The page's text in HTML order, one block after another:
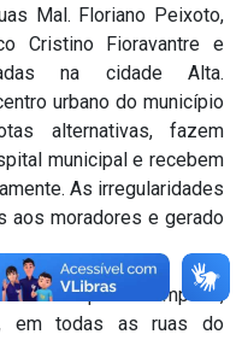
Mal. Floriano Peixoto,
Cristino Fioravantre e
na cidade Alta.
urbano do município
alternativas, fazem
municipal e recebem
As irregularidades
aos moradores e gerado
requisita Limpeza,
em todas as ruas do